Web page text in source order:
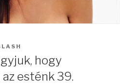
hogy
esténk 39.